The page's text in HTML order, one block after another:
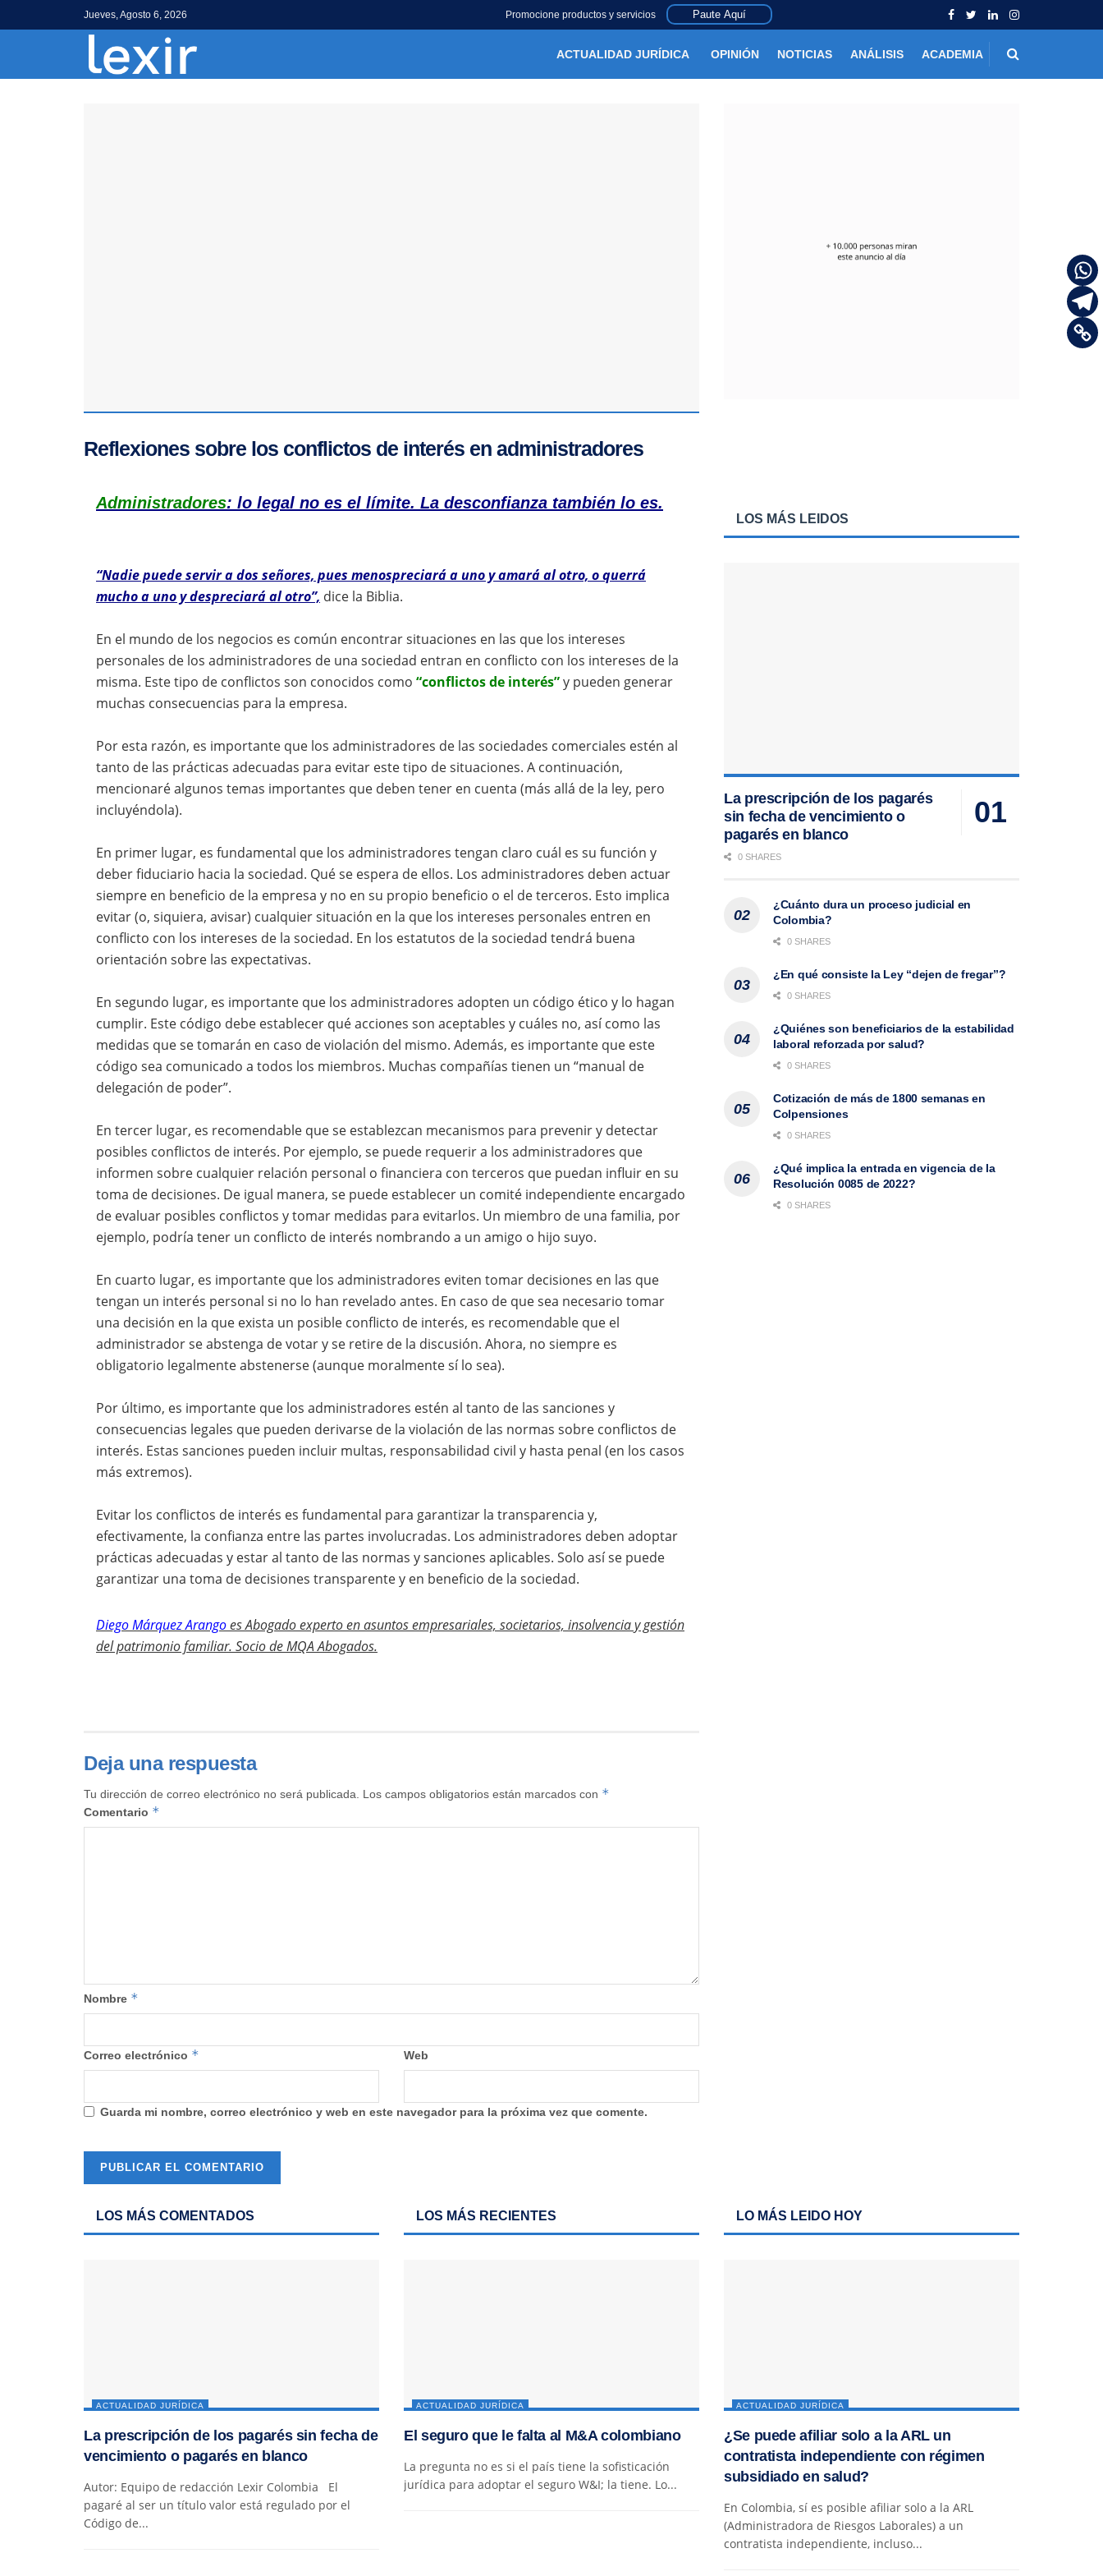
Jueves, Agosto 6, 2026 Promocione productos y servicios Paute Aquí
ACTUALIDAD JURÍDICA OPINIÓN NOTICIAS ANÁLISIS ACADEMIA
Reflexiones sobre los conflictos de interés en administradores
Administradores: lo legal no es el límite. La desconfianza también lo es.
“Nadie puede servir a dos señores, pues menospreciará a uno y amará al otro, o querrá
mucho a uno y despreciará al otro”, dice la Biblia.
En el mundo de los negocios es común encontrar situaciones en las que los intereses
personales de los administradores de una sociedad entran en conflicto con los intereses de la
misma. Este tipo de conflictos son conocidos como “conflictos de interés”y pueden generar
muchas consecuencias para la empresa.
Por esta razón, es importante que los administradores de las sociedades comerciales estén al
tanto de las prácticas adecuadas para evitar este tipo de situaciones. A continuación,
mencionaré algunos temas importantes que deben tener en cuenta (más allá de la ley, pero
incluyéndola).
En primer lugar, es fundamental que los administradores tengan claro cuál es su función y
deber fiduciario hacia la sociedad. Qué se espera de ellos. Los administradores deben actuar
siempre en beneficio de la empresa y no en su propio beneficio o el de terceros. Esto implica
evitar (o, siquiera, avisar) cualquier situación en la que los intereses personales entren en
conflicto con los intereses de la sociedad. En los estatutos de la sociedad tendrá buena
orientación sobre las expectativas.
En segundo lugar, es importante que los administradores adopten un código ético y lo hagan
cumplir. Este código debe establecer qué acciones son aceptables y cuáles no, así como las
medidas que se tomarán en caso de violación del mismo. Además, es importante que este
código sea comunicado a todos los miembros. Muchas compañías tienen un “manual de
delegación de poder”.
En tercer lugar, es recomendable que se establezcan mecanismos para prevenir y detectar
posibles conflictos de interés. Por ejemplo, se puede requerir a los administradores que
informen sobre cualquier relación personal o financiera con terceros que puedan influir en su
toma de decisiones. De igual manera, se puede establecer un comité independiente encargado
de evaluar posibles conflictos y tomar medidas para evitarlos. Un miembro de una familia, por
ejemplo, podría tener un conflicto de interés nombrando a un amigo o hijo suyo.
En cuarto lugar, es importante que los administradores eviten tomar decisiones en las que
tengan un interés personal si no lo han revelado antes. En caso de que sea necesario tomar
una decisión en la que exista un posible conflicto de interés, es recomendable que el
administrador se abstenga de votar y se retire de la discusión. Ahora, no siempre es
obligatorio legalmente abstenerse (aunque moralmente sí lo sea).
Por último, es importante que los administradores estén al tanto de las sanciones y
consecuencias legales que pueden derivarse de la violación de las normas sobre conflictos de
interés. Estas sanciones pueden incluir multas, responsabilidad civil y hasta penal (en los casos
más extremos).
Evitar los conflictos de interés es fundamental para garantizar la transparencia y,
efectivamente, la confianza entre las partes involucradas. Los administradores deben adoptar
prácticas adecuadas y estar al tanto de las normas y sanciones aplicables. Solo así se puede
garantizar una toma de decisiones transparente y en beneficio de la sociedad.
Diego Márquez ArangoesAbogado experto en asuntos empresariales, societarios, insolvencia y gestión
del patrimonio familiar. Socio de MQA Abogados.
Deja una respuesta
Tu dirección de correo electrónico no será publicada. Los campos obligatorios están marcados con *
Comentario *
Nombre *
Correo electrónico * Web
Guarda mi nombre, correo electrónico y web en este navegador para la próxima vez que comente.
LOS MÁS LEIDOS
La prescripción de los pagarés
sin fecha de vencimiento o
pagarés en blanco
0 SHARES
¿Cuánto dura un proceso judicial en
Colombia?
0 SHARES
¿En qué consiste la Ley “dejen de fregar”?
0 SHARES
¿Quiénes son beneficiarios de la estabilidad
laboral reforzada por salud?
0 SHARES
Cotización de más de 1800 semanas en
Colpensiones
0 SHARES
¿Qué implica la entrada en vigencia de la
Resolución 0085 de 2022?
0 SHARES
LOS MÁS COMENTADOS
ACTUALIDAD JURÍDICA
La prescripción de los pagarés sin fecha de
vencimiento o pagarés en blanco
Autor: Equipo de redacción Lexir Colombia El
pagaré al ser un título valor está regulado por el
Código de...
LOS MÁS RECIENTES
ACTUALIDAD JURÍDICA
El seguro que le falta al M&A colombiano
La pregunta no es si el país tiene la sofisticación
jurídica para adoptar el seguro W&I; la tiene. Lo...
LO MÁS LEIDO HOY
ACTUALIDAD JURÍDICA
¿Se puede afiliar solo a la ARL un
contratista independiente con régimen
subsidiado en salud?
En Colombia, sí es posible afiliar solo a la ARL
(Administradora de Riesgos Laborales) a un
contratista independiente, incluso...